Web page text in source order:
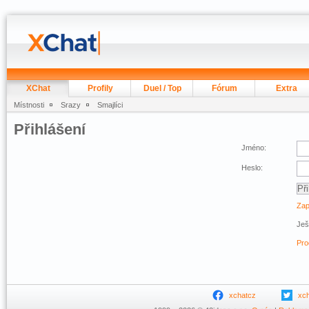
XChat Profily Duel / Top Fórum Extra
Místnosti Srazy Smajlíci
Přihlášení
Jméno:
Heslo:
xchatcz